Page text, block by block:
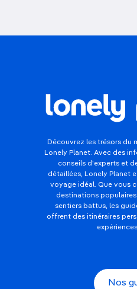
Découvrez les trésors du
Lonely Planet. Avec des
conseils d'experts et
détaillées, Lonely Planet
voyage idéal. Que vous
destinations
sentiers battus, les
offrent des itinéraires
Nos